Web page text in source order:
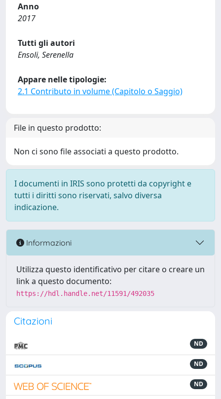
Anno
2017
Tutti gli autori
Ensoli, Serenella
Appare nelle tipologie:
2.1 Contributo in volume (Capitolo o Saggio)
File in questo prodotto:
Non ci sono file associati a questo prodotto.
I documenti in IRIS sono protetti da copyright e
tutti i diritti sono riservati, salvo diversa
indicazione.
Informazioni
Utilizza questo identificativo per citare o creare un
link a questo documento:
https://hdl.handle.net/11591/492035
Citazioni
ND
ND
ND